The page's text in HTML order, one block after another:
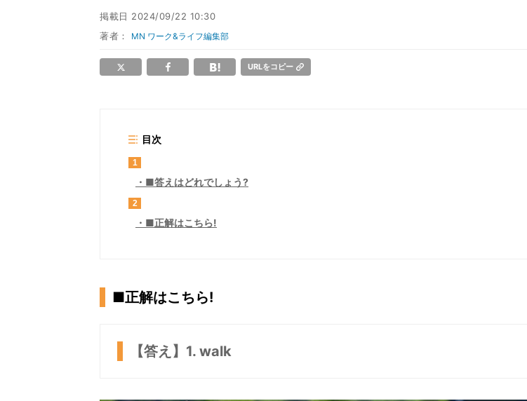
掲載日 2024/09/22 10:30
著者： MN ワーク&ライフ編集部
URLをコピー
目次
1
■答えはどれでしょう?
2
■正解はこちら!
■正解はこちら!
【答え】1. walk